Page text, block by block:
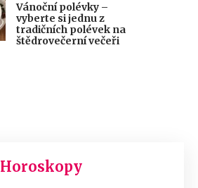
Vánoční polévky –
vyberte si jednu z
tradičních polévek na
štědrovečerní večeři
Horoskopy